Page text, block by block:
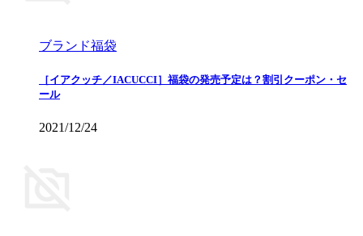
ブランド福袋
［イアクッチ／IACUCCI］福袋の発売予定は？割引クーポン・セ
ール
2021/12/24